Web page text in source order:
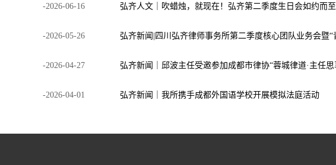
-2026-06-16 弘齐人文｜吹蜡烛，就现在！弘齐第二季度生日会如约而至
-2026-05-26
-2026-04-27
-2026-04-01 弘齐新闻｜我所携手成都外国语学校开展模拟法庭活动